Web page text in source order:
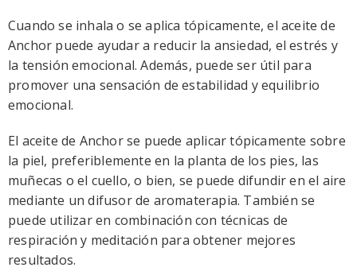
Cuando se inhala o se aplica tópicamente, el aceite de
Anchor puede ayudar a reducir la ansiedad, el estrés y
la tensión emocional. Además, puede ser útil para
promover una sensación de estabilidad y equilibrio
emocional.
El aceite de Anchor se puede aplicar tópicamente sobre
la piel, preferiblemente en la planta de los pies, las
muñecas o el cuello, o bien, se puede difundir en el aire
mediante un difusor de aromaterapia. También se
puede utilizar en combinación con técnicas de
respiración y meditación para obtener mejores
resultados.